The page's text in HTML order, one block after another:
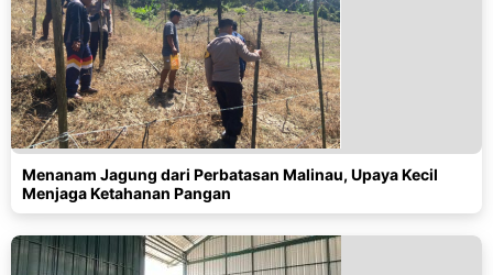
Menanam Jagung dari Perbatasan Malinau, Upaya Kecil
Menjaga Ketahanan Pangan